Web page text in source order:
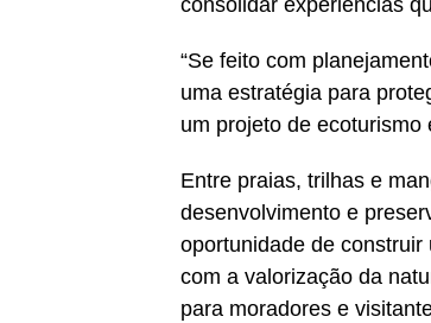
consolidar experiências
“Se feito com
uma estratégia para
um projeto de ecoturismo
Entre praias, trilhas e
desenvolvimento e
oportunidade de
com a valorização da
para moradores e